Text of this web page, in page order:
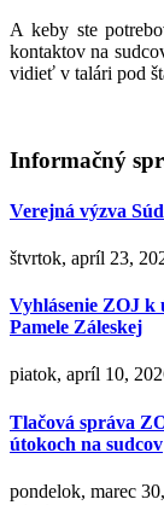
A keby ste
kontaktov na
vidieť v talári pod
Informačný
Verejná výzva
štvrtok, apríl 23,
Vyhlásenie ZOJ k
Pamele Záleskej
piatok, apríl 10,
Tlačová správa
útokoch na sudcov
pondelok, marec